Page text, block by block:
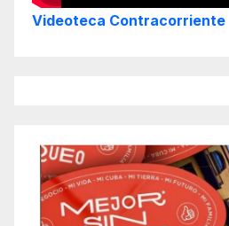
Videoteca Contracorriente